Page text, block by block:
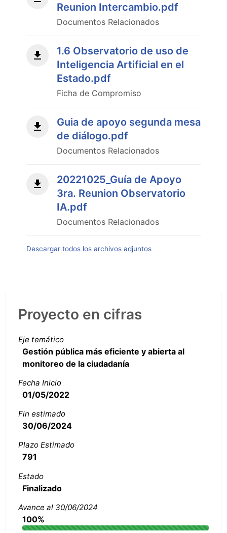
Reunion Intercambio.pdf
Documentos Relacionados
1.6 Observatorio de uso de
Inteligencia Artificial en el
Estado.pdf
Ficha de Compromiso
Guia de apoyo segunda mesa
de diálogo.pdf
Documentos Relacionados
20221025_Guía de Apoyo
3ra. Reunion Observatorio
IA.pdf
Documentos Relacionados
Descargar todos los archivos adjuntos
Proyecto en cifras
Eje temático
Gestión pública más eficiente y abierta al
monitoreo de la ciudadanía
Fecha Inicio
01/05/2022
Fin estimado
30/06/2024
Plazo Estimado
791
Estado
Finalizado
Avance al 30/06/2024
100%